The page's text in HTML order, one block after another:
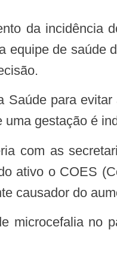
equipe de
gestação é
ativo o COES
causador do